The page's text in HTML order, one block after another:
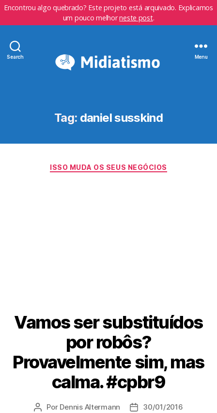
Encontrou algo quebrado? Este projeto está arquivado. Explicamos
um pouco melhorneste post.
Search Menu
Tag: daniel susskind
Categorias
ISSO MUDA OS SEUS NEGÓCIOS
Vamos ser substituídos
por robôs?
Provavelmente sim, mas
calma. #cpbr9
Autor
Por Dennis Altermann
Data30/01/2016